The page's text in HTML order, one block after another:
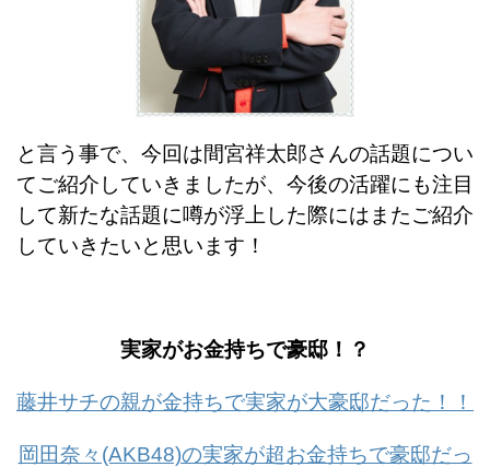
と言う事で、今回は間宮祥太郎さんの話題につい
てご紹介していきましたが、今後の活躍にも注目
して新たな話題に噂が浮上した際にはまたご紹介
していきたいと思います！
実家がお金持ちで豪邸！？
藤井サチの親が金持ちで実家が大豪邸だった！！
岡田奈々(AKB48)の実家が超お金持ちで豪邸だっ